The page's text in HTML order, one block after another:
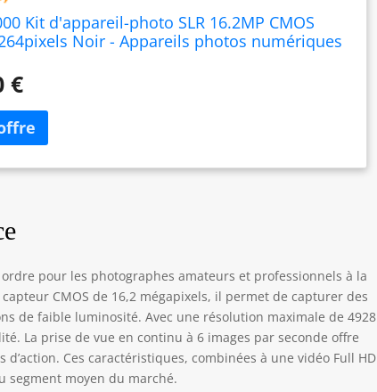
Kit d'appareil-photo SLR 16.2MP CMOS
Noir - Appareils photos numériques
€
pour les photographes amateurs et professionnels à la
CMOS de 16,2 mégapixels, il permet de capturer des
de faible luminosité. Avec une résolution maximale de 4928
La prise de vue en continu à 6 images par seconde offre
Ces caractéristiques, combinées à une vidéo Full HD
segment moyen du marché.